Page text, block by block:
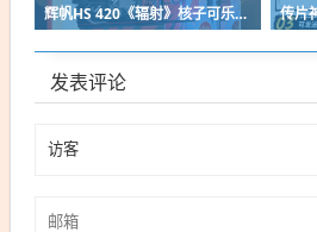
辉帆HS 420《辐射》核子可乐定制版机箱亮相：2027年正式发售
发表评论